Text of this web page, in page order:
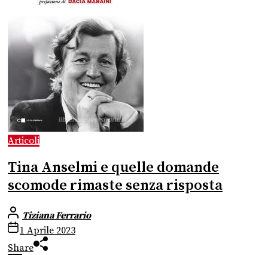
Articoli
Tina Anselmi e quelle domande
scomode rimaste senza risposta
Tiziana Ferrario
1 Aprile 2023
Share